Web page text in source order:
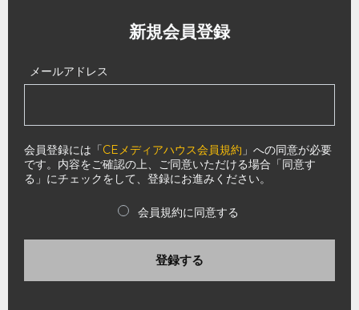
新規会員登録
メールアドレス
会員登録には「CEメディアハウス会員規約 」への同意が必要
です。内容をご確認の上、ご同意いただける場合「同意す
る」にチェックをして、登録にお進みください。
会員規約に同意する
登録する